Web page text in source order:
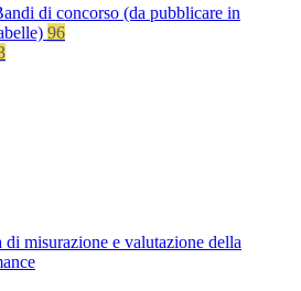
di concorso (da pubblicare in
96
di misurazione e valutazione della